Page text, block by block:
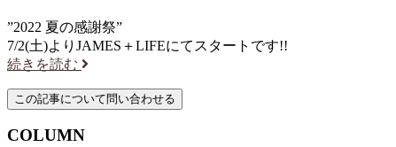
”2022 夏の感謝祭”
7/2(土)よりJAMES＋LIFEにてスタートです!!
続きを読む
COLUMN